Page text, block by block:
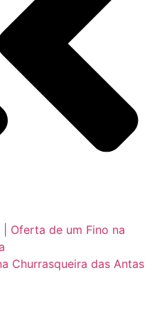
| Oferta de um Fino na
Churrasqueira das Antas